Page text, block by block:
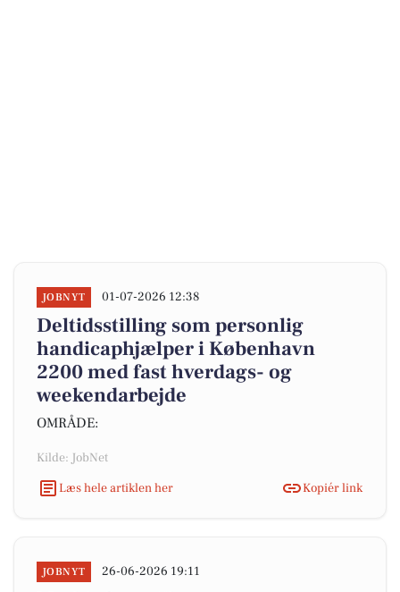
JOBNYT 01-07-2026 12:38
Deltidsstilling som personlig
handicaphjælper i København
2200 med fast hverdags- og
weekendarbejde
OMRÅDE:
Kilde: JobNet
Læs hele artiklen her
Kopiér link
JOBNYT 26-06-2026 19:11